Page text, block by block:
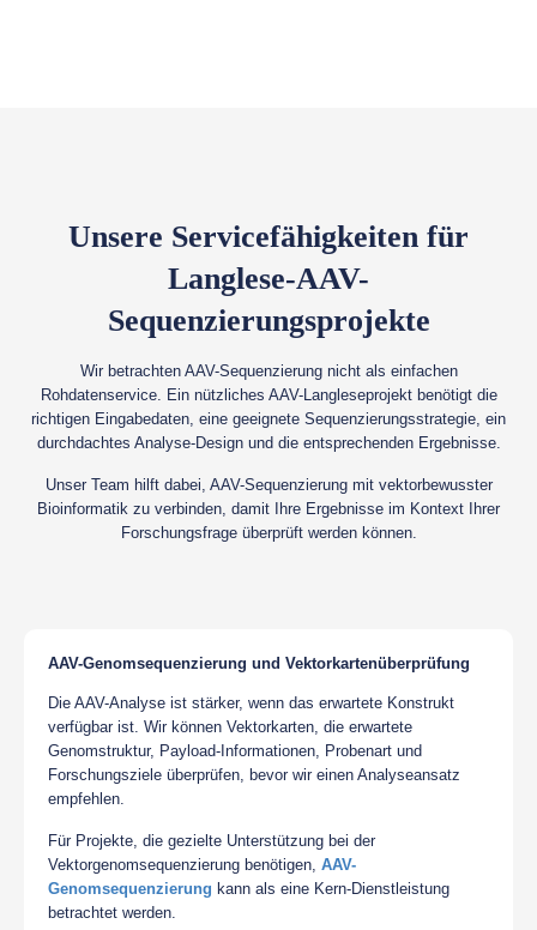
Unsere Servicefähigkeiten für
Langlese-AAV-
Sequenzierungsprojekte
Wir betrachten AAV-Sequenzierung nicht als einfachen
Rohdatenservice. Ein nützliches AAV-Langleseprojekt benötigt die
richtigen Eingabedaten, eine geeignete Sequenzierungsstrategie, ein
durchdachtes Analyse-Design und die entsprechenden Ergebnisse.
Unser Team hilft dabei, AAV-Sequenzierung mit vektorbewusster
Bioinformatik zu verbinden, damit Ihre Ergebnisse im Kontext Ihrer
Forschungsfrage überprüft werden können.
AAV-Genomsequenzierung und Vektorkartenüberprüfung
Die AAV-Analyse ist stärker, wenn das erwartete Konstrukt
verfügbar ist. Wir können Vektorkarten, die erwartete
Genomstruktur, Payload-Informationen, Probenart und
Forschungsziele überprüfen, bevor wir einen Analyseansatz
empfehlen.
Für Projekte, die gezielte Unterstützung bei der
Vektorgenomsequenzierung benötigen, AAV-
Genomsequenzierung kann als eine Kern-Dienstleistung
betrachtet werden.